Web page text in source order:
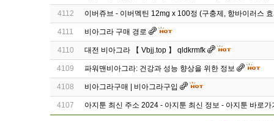
4112 이버쥬브 - 이버멕틴 12mg x 100정 (구충제, 항바이러스
4111 비아그라 구매 경로
4110 대전 비아그라 【 Vbjj.top 】 qldkrmfk
4109 파워맨비아그라: 건강과 성능 향상을 위한 정보
4108 비아그라구매 | 비아그라구입
4107 아지툰 최신 주소 2024 - 아지툰 최신 정보 - 아지툰 바로